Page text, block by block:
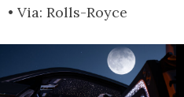
• Via: Rolls-Royce